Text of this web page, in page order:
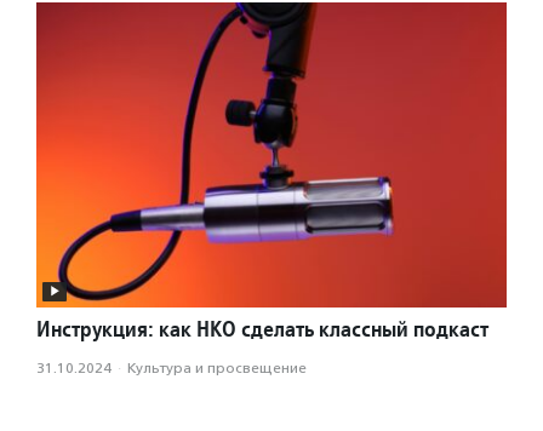
Инструкция: как НКО сделать классный подкаст
31.10.2024 · Культура и просвещение